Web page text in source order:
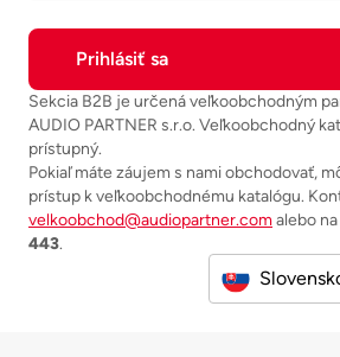
Sekcia B2B je určená veľkoobchodným
AUDIO PARTNER s.r.o. Veľkoobchodný
prístupný.
Pokiaľ máte záujem s nami obchodovať,
prístup k veľkoobchodnému katalógu.
velkoobchod@audiopartner.comalebo
443.